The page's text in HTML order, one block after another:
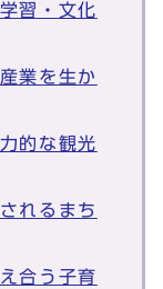
習・文化
業を生か
的な観光
れるまち
合う子育